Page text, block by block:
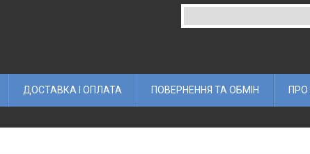
ДОСТАВКА І ОПЛАТА ПОВЕРНЕННЯ ТА ОБМІН